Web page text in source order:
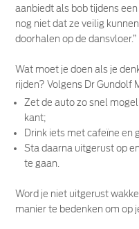
aanbiedt als bob tijdens
nog niet dat ze veilig
doorhalen op de dansvloer.”
Wat moet je doen als je
rijden? Volgens Dr Gundolf
Zet de auto zo snel
kant;
Drink iets met cafeïne en
Sta daarna uitgerust op
te gaan.
Word je niet uitgerust
manier te bedenken om op